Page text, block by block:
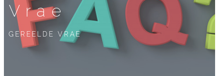
Vrae
GEREELDE VRAE